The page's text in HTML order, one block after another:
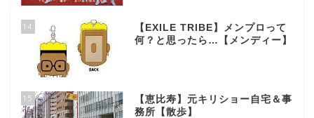
14
【EXILE TRIBE】メンプロって
何？と思ったら…【メンディー】
15
【恵比寿】元キリショー自宅＆事
務所【散歩】